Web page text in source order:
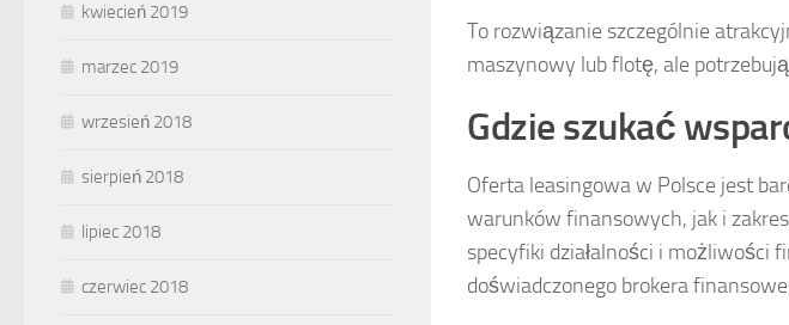
To rozwiązanie szczególnie
maszynowy lub flotę, ale
Gdzie szukać
Oferta leasingowa w Polsce jest
warunków finansowych, jak i
specyfiki działalności i możliwości
doświadczonego brokera
kwiecień 2019
marzec 2019
wrzesień 2018
sierpień 2018
lipiec 2018
czerwiec 2018